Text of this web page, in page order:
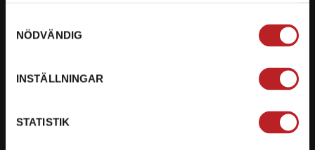
NÖDVÄNDIG
INSTÄLLNINGAR
STATISTIK
Org. nummer: 5566689278